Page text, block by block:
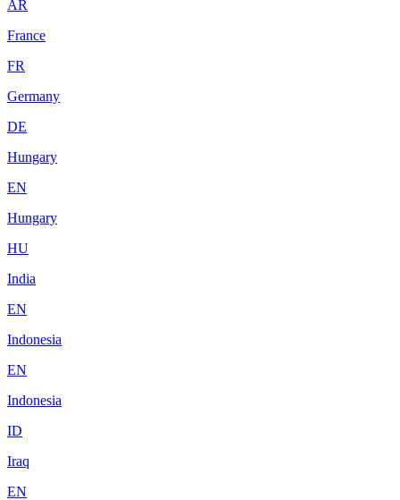
AR
France
FR
Germany
DE
Hungary
EN
Hungary
HU
India
EN
Indonesia
EN
Indonesia
ID
Iraq
EN